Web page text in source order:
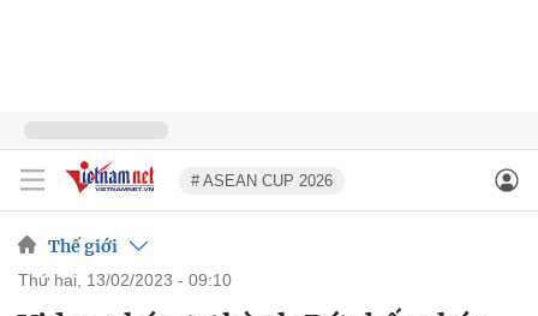
# ASEAN CUP 2026
Thế giới
thứ hai, 13/02/2023 - 09:10